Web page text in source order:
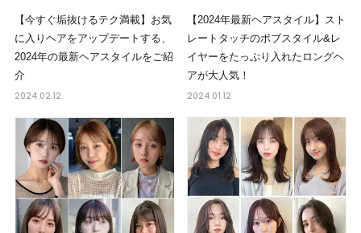
【今すぐ垢抜けるテク満載】お気
に入りヘアをアップデートする、
2024年の最新ヘアスタイルをご紹
介
2024.02.12
【2024年最新ヘアスタイル】スト
レートタッチのボブスタイル&レ
イヤーをたっぷり入れたロングヘ
アが大人気！
2024.01.12